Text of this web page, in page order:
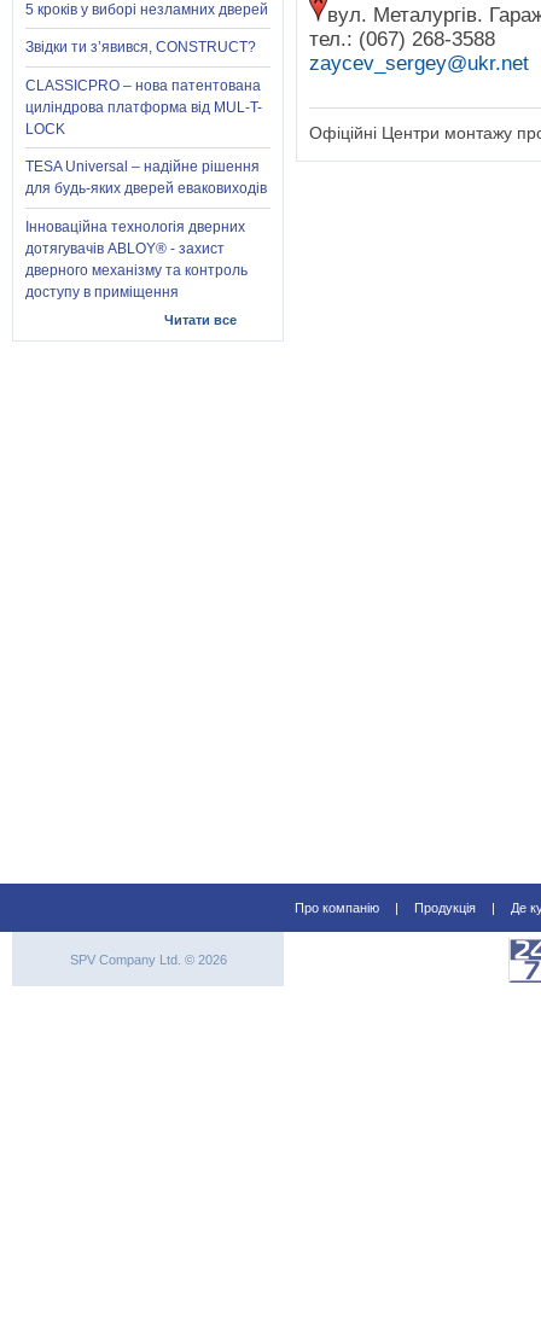
вул. Металургів.
тел.: (067) 268-3588
zaycev_sergey@ukr.net
Офіційні Центри монтажу
5 кроків у виборі незламних дверей
Звідки ти з’явився, CONSTRUCT?
CLASSICPRO – нова патентована
циліндрова платформа від MUL-T-
LOCK
TESA Universal – надійне рішення
для будь-яких дверей еваковиходів
Інноваційна технологія дверних
дотягувачів ABLOY® - захист
дверного механізму та контроль
доступу в приміщення
Читати все
Про компанію | Продукція | Де
SPV Company Ltd. © 2026